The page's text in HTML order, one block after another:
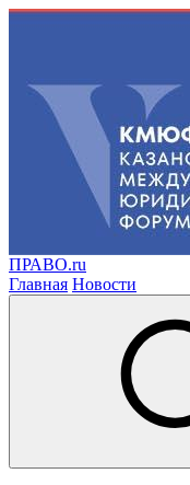
ПРАВО.ru
Главная Новости